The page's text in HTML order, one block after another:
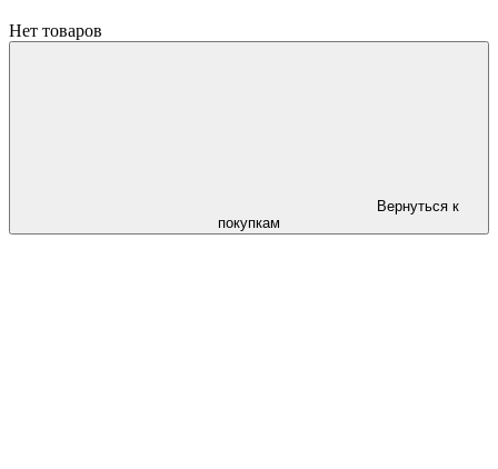
Нет товаров
Вернуться к
покупкам